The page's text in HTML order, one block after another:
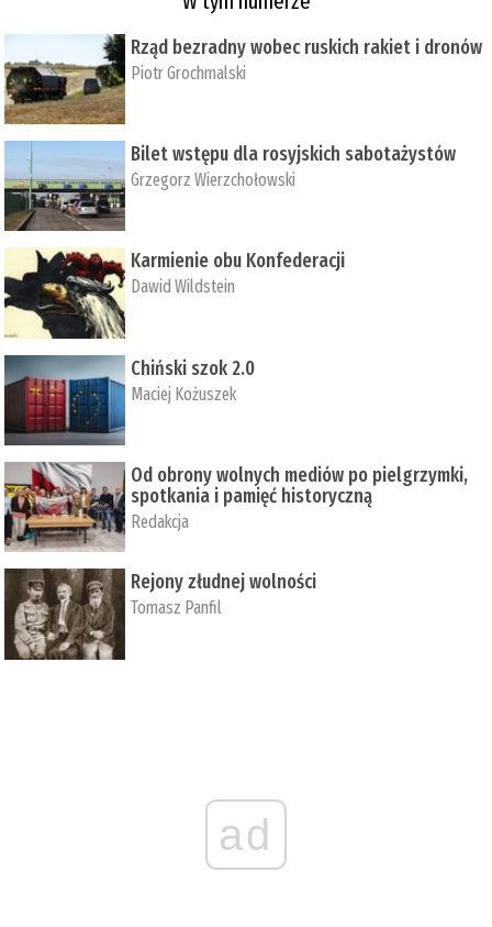
Rząd bezradny wobec ruskich rakiet i dronów
Piotr Grochmalski
Bilet wstępu dla rosyjskich sabotażystów
Grzegorz Wierzchołowski
Karmienie obu Konfederacji
Dawid Wildstein
Chiński szok 2.0
Maciej Kożuszek
Od obrony wolnych mediów po pielgrzymki,
spotkania i pamięć historyczną
Redakcja
Rejony złudnej wolności
Tomasz Panfil
ad